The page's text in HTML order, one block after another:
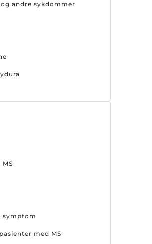
andre sykdommer
symptom
med MS